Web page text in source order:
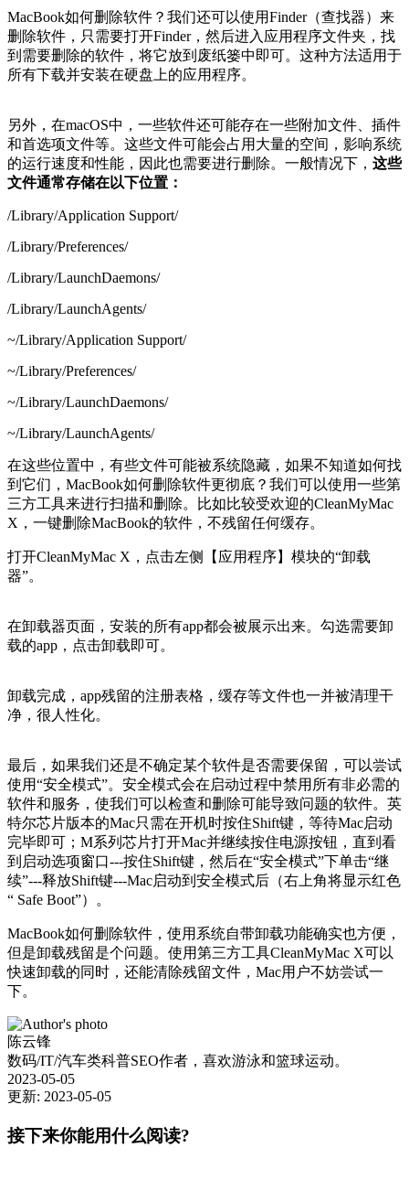
MacBook如何删除软件？我们还可以使用Finder（查找器）来
删除软件，只需要打开Finder，然后进入应用程序文件夹，找
到需要删除的软件，将它放到废纸篓中即可。这种方法适用于
所有下载并安装在硬盘上的应用程序。
另外，在macOS中，一些软件还可能存在一些附加文件、插件
和首选项文件等。这些文件可能会占用大量的空间，影响系统
的运行速度和性能，因此也需要进行删除。一般情况下， 这些
文件通常存储在以下位置：
/Library/Application Support/
/Library/Preferences/
/Library/LaunchDaemons/
/Library/LaunchAgents/
~/Library/Application Support/
~/Library/Preferences/
~/Library/LaunchDaemons/
~/Library/LaunchAgents/
在这些位置中，有些文件可能被系统隐藏，如果不知道如何找
到它们，MacBook如何删除软件更彻底？我们可以使用一些第
三方工具来进行扫描和删除。比如比较受欢迎的CleanMyMac
X，一键删除MacBook的软件，不残留任何缓存。
打开CleanMyMac X，点击左侧【应用程序】模块的“卸载
器”。
在卸载器页面，安装的所有app都会被展示出来。勾选需要卸
载的app，点击卸载即可。
卸载完成，app残留的注册表格，缓存等文件也一并被清理干
净，很人性化。
最后，如果我们还是不确定某个软件是否需要保留，可以尝试
使用“安全模式”。安全模式会在启动过程中禁用所有非必需的
软件和服务，使我们可以检查和删除可能导致问题的软件。英
特尔芯片版本的Mac只需在开机时按住Shift键，等待Mac启动
完毕即可；M系列芯片打开Mac并继续按住电源按钮，直到看
到启动选项窗口---按住Shift键，然后在“安全模式”下单击“继
续”---释放Shift键---Mac启动到安全模式后（右上角将显示红色
“ Safe Boot”）。
MacBook如何删除软件，使用系统自带卸载功能确实也方便，
但是卸载残留是个问题。使用第三方工具CleanMyMac X可以
快速卸载的同时，还能清除残留文件，Mac用户不妨尝试一
下。
陈云锋
数码/IT/汽车类科普SEO作者，喜欢游泳和篮球运动。
2023-05-05
更新: 2023-05-05
接下来你能用什么阅读?